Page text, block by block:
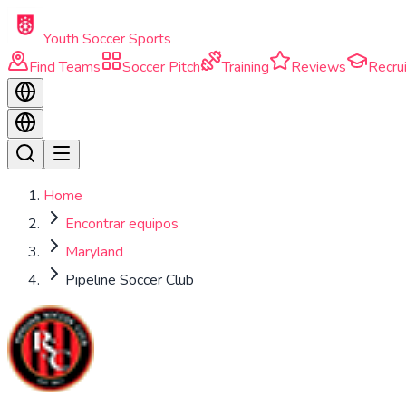
Skip to main content
Youth Soccer Sports
Find Teams
Soccer Pitch Training Reviews
Home
Encontrar equipos
Maryland
Pipeline Soccer Club